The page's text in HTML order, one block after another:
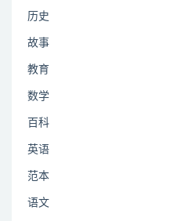
历史
故事
教育
数学
百科
英语
范本
语文